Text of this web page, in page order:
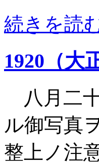
続きを読
1920（大
八月二
ル御写真
整上ノ注